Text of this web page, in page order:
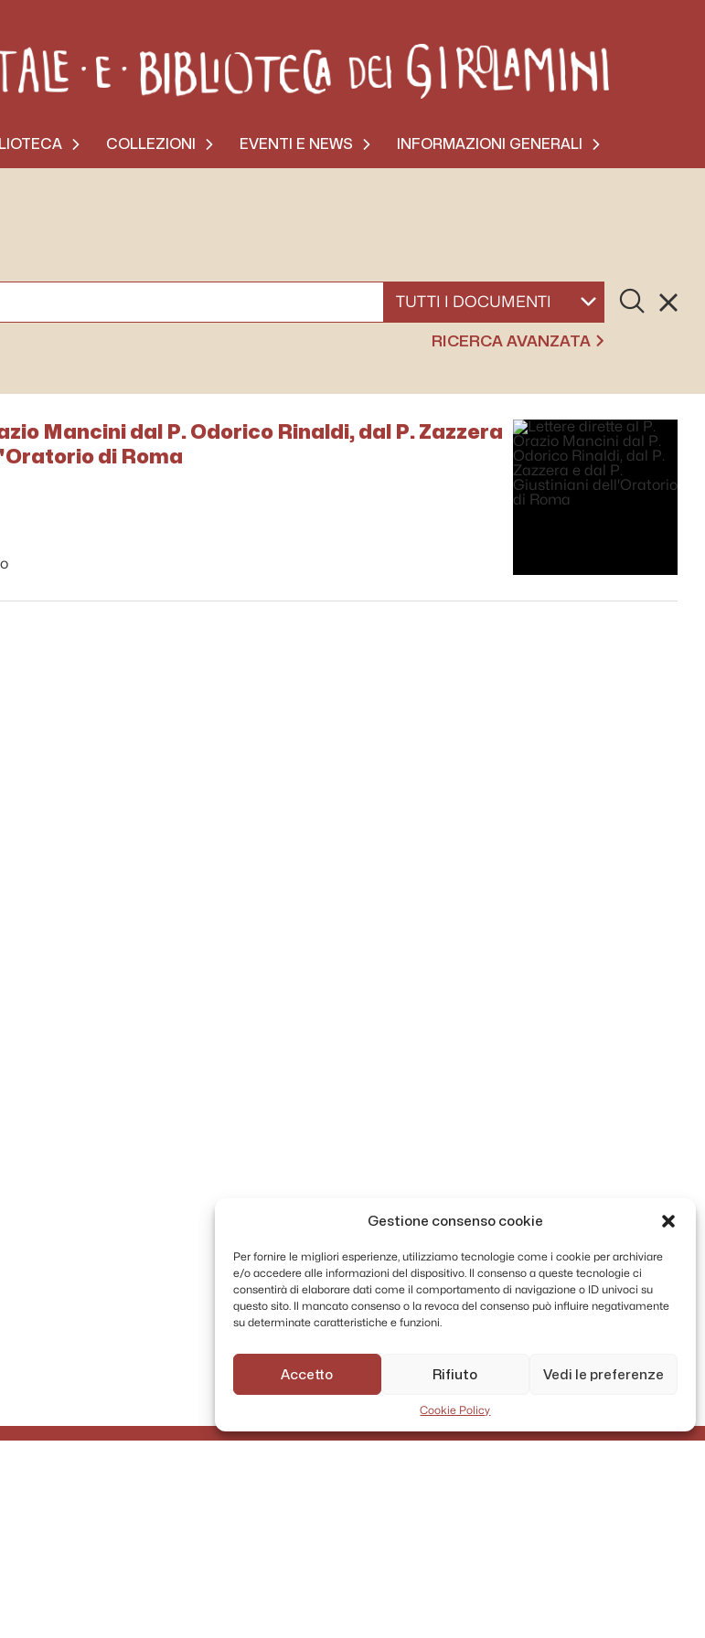
Gestione consenso cookie
Per fornire le migliori esperienze, utilizziamo tecnologie come i cookie per archiviare
e/o accedere alle informazioni del dispositivo. Il consenso a queste tecnologie ci
consentirà di elaborare dati come il comportamento di navigazione o ID univoci su
questo sito. Il mancato consenso o la revoca del consenso può influire negativamente
su determinate caratteristiche e funzioni.
Accetto Rifiuto Vedi le preferenze
Cookie Policy
COLLEZIONI EVENTI E NEWS INFORMAZIONI GENERALI
SELEZIONA UN DOCUMENTO
Cerca
RICERCA AVANZATA
Mancini dal P. Odorico Rinaldi, dal P. Zazzera
di Roma